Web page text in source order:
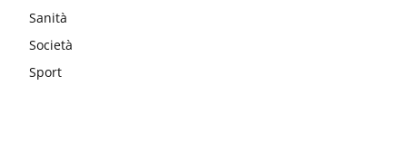
Sanità
Società
Sport